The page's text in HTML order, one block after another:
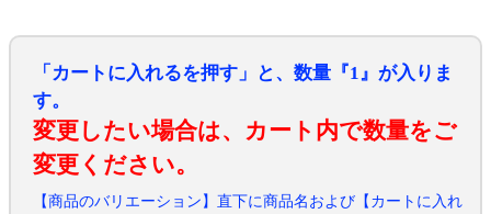
「カートに入れるを押す」と、数量『1』が入りま
す。
変更したい場合は、カート内で数量をご
変更ください。
【商品のバリエーション】直下に商品名および【カートに入れ